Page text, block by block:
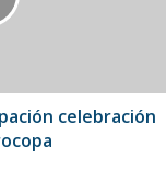
celebración